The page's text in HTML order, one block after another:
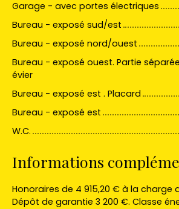
Garage - avec portes électriques
Bureau - exposé sud/est
Bureau - exposé nord/ouest
Bureau - exposé ouest. Partie
évier
Bureau - exposé est . Placard
Bureau - exposé est
W.C.
Informations
Honoraires de 4 915,20 € à la charge
Dépôt de garantie 3 200 €. Classe